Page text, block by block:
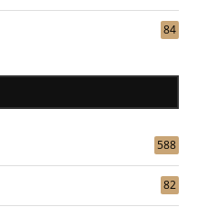
84
588
82